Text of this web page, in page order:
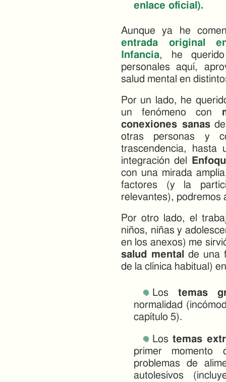
enlace oficial).
Aunque ya he
entrada original
Infancia, he
personales aquí,
salud mental en
Por un lado, he
un fenómeno con
conexiones sanasde
otras personas y
trascendencia, hasta
integración del
con una mirada
factores (y la
relevantes), podremos
Por otro lado, el
niños, niñas y
en los anexos) me
salud mental
de una
de la clínica habitual)
Los temas
normalidad
capítulo 5).
Los temas
primer momento
problemas de
autolesivos